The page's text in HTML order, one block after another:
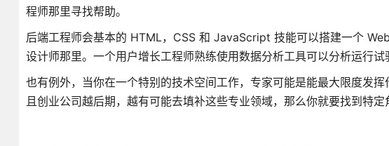
程师那里寻找帮助。
后端工程师会基本的 HTML，CSS 和 JavaScript 技能可以搭建一个
设计师那里。一个用户增长工程师熟练使用数据分析工具可以分析运行试
也有例外，当你在一个特别的技术空间工作，专家可能是能最大限度发
且创业公司越后期，越有可能去填补这些专业领域，那么你就要找到特定